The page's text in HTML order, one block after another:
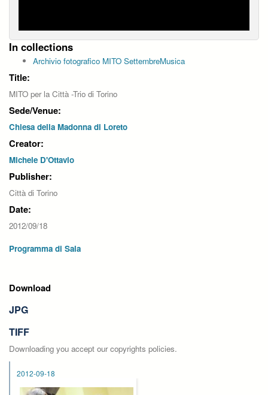
In collections
Archivio fotografico MITO SettembreMusica
Title:
MITO per la Città -Trio di Torino
Sede/Venue:
Chiesa della Madonna di Loreto
Creator:
Michele D'Ottavio
Publisher:
Città di Torino
Date:
2012/09/18
Programma di Sala
Download
JPG
TIFF
Downloading you accept our copyrights policies.
2012-09-18